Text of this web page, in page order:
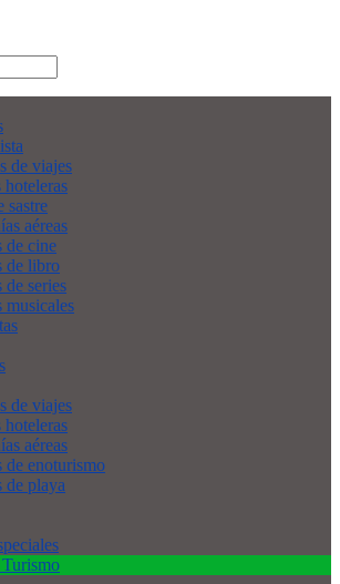
de viajes
hoteleras
sastre
aéreas
de cine
de libro
de series
musicales
de viajes
hoteleras
aéreas
de enoturismo
de playa